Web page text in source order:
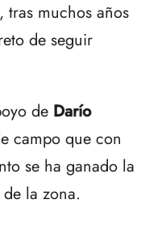
tras muchos años
de seguir
de Darío
campo que con
se ha ganado la
la zona.